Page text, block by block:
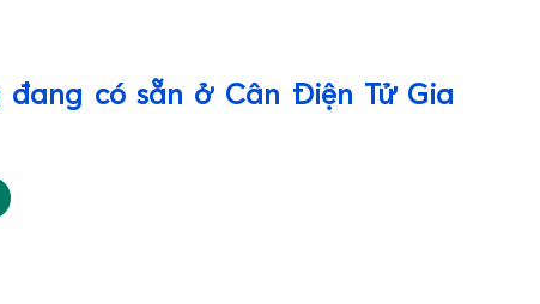
đang có sẵn ở Cân Điện Tử Gia
bán thịt cá hải sản có bền không?